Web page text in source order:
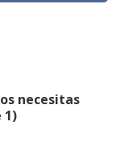
necesitas
1)